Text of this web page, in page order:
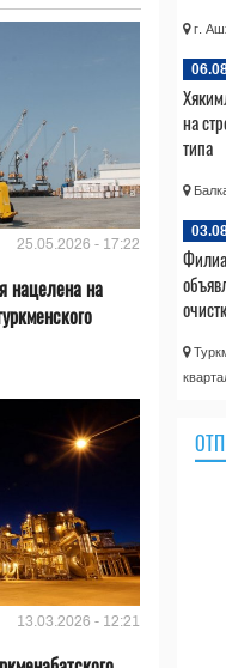
25.05.2026 - 17:22
нацелена на
13.03.2026 - 12:21
г.
на
типа